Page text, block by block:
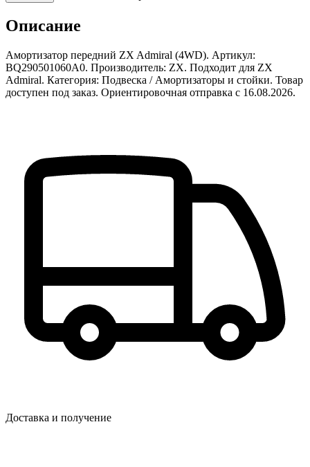
Описание
Амортизатор передний ZX Admiral (4WD). Артикул:
BQ290501060A0. Производитель: ZX. Подходит для ZX
Admiral. Категория: Подвеска / Амортизаторы и стойки. Товар
доступен под заказ. Ориентировочная отправка с 16.08.2026.
Доставка и получение